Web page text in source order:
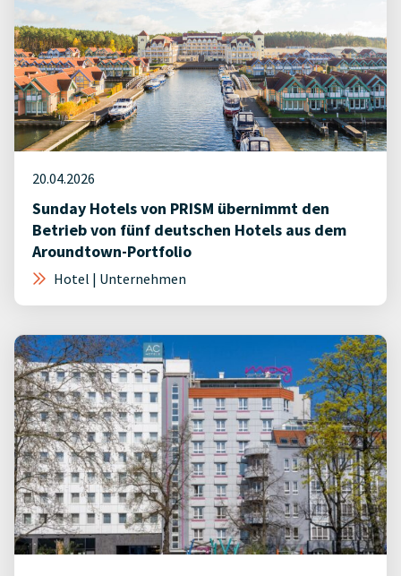
20.04.2026
Sunday Hotels von PRISM übernimmt den
Betrieb von fünf deutschen Hotels aus dem
Aroundtown-Portfolio
Hotel | Unternehmen